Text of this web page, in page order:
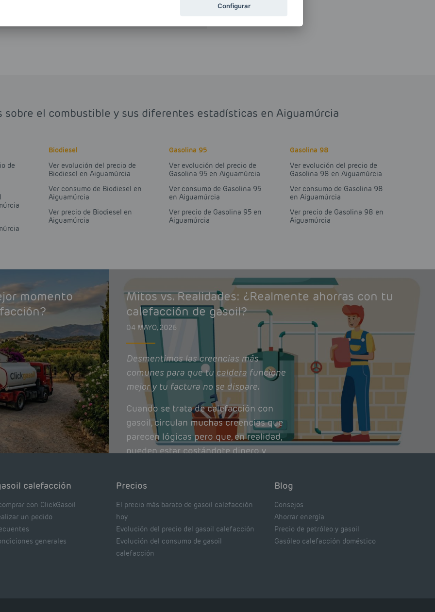
emitidas.
sobre el combustible y sus diferentes estadísticas en Aiguamúrcia
de
Biodiesel
Ver evolución del precio de
Biodiesel en Aiguamúrcia
Ver consumo de Biodiesel en
Aiguamúrcia
Ver precio de Biodiesel en
Aiguamúrcia
Gasolina 95
Ver evolución del precio de
Gasolina 95 en Aiguamúrcia
Ver consumo de Gasolina 95
en Aiguamúrcia
Ver precio de Gasolina 95 en
Aiguamúrcia
Gasolina 98
Ver evolución del precio de
Gasolina 98 en Aiguamúrcia
Ver consumo de Gasolina 98
en Aiguamúrcia
Ver precio de Gasolina 98 en
Aiguamúrcia
momento
Mitos vs. Realidades: ¿Realmente ahorras con tu
calefacción de gasoil?
04 MAYO, 2026
Desmentimos las creencias más
comunes para que tu caldera funcione
mejor y tu factura no se dispare.
Cuando se trata de calefacción con
gasoil, circulan muchas creencias que
parecen lógicas pero que, en realidad,
pueden estar costándote dinero y
calefacción
con ClickGasoil
un pedido
generales
Precios
El precio más barato de gasoil calefacción
hoy
Evolución del precio del gasoil calefacción
Evolución del consumo de gasoil
calefacción
Blog
Consejos
Ahorrar energía
Precio de petróleo y gasoil
Gasóleo calefacción doméstico
Configurar